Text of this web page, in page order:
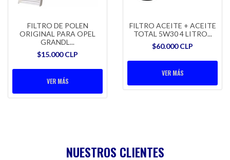
FILTRO DE POLEN
ORIGINAL PARA OPEL
GRANDL...
$15.000 CLP
VER MÁS
FILTRO ACEITE + ACEITE
TOTAL 5W30 4 LITRO...
$60.000 CLP
VER MÁS
NUESTROS CLIENTES